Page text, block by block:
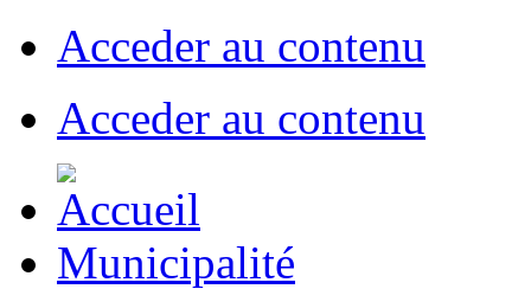
Acceder au contenu
Acceder au contenu
Municipalité